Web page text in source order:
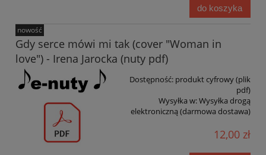
do koszyka
Gdy serce mówi mi tak (cover "Woman in
love") - Irena Jarocka (nuty pdf)
Dostępność: produkt cyfrowy (plik
pdf)
Wysyłka w:Wysyłka drogą
elektroniczną (darmowa dostawa)
12,00 zł
nowość